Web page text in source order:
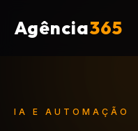
Agência365
IA E AUTOMAÇÃO